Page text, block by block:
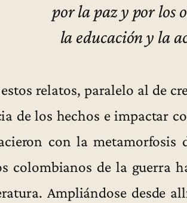
por la paz y por los
la educación y la
relatos, paralelo al de
de los hechos e impactar
con la metamorfosis
colombianos de la guerra
Ampliándose desde